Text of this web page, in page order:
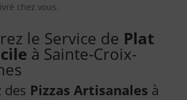
chez vous.
le Service de Plat
à Sainte-Croix-
des Pizzas Artisanales à